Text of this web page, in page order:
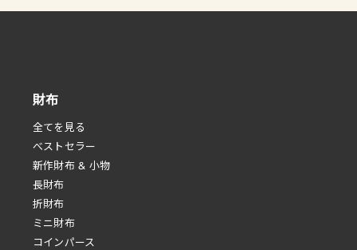
財布
全てを見る
べストセラー
新作財布 & 小物
長財布
折財布
ミニ財布
コインパース